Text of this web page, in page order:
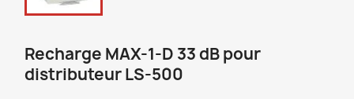
Recharge MAX-1-D 33 dB pour
distributeur LS-500